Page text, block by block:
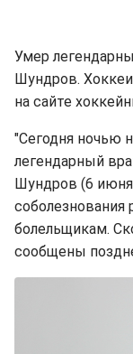
Умер
Шундров.
на сайте
"Сегодня ночью
легендарный
Шундров (6
болельщикам.
сообщены